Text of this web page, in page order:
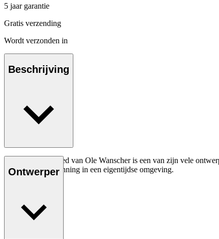
5 jaar garantie
Gratis verzending
Wordt verzonden in
Beschrijving
Het OW150 daybed van Ole Wanscher is een van zijn vele
comfort en ontspanning in een eigentijdse omgeving.
Ontwerper